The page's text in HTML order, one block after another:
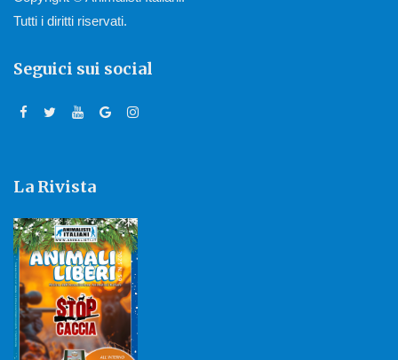
Tutti i diritti riservati.
Seguici sui social
La Rivista